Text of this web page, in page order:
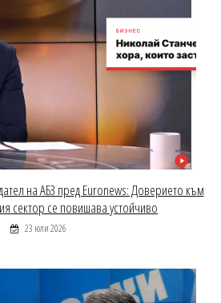
на АБЗ пред Euronews: Доверието към
сектор се повишава устойчиво
23 юли 2026